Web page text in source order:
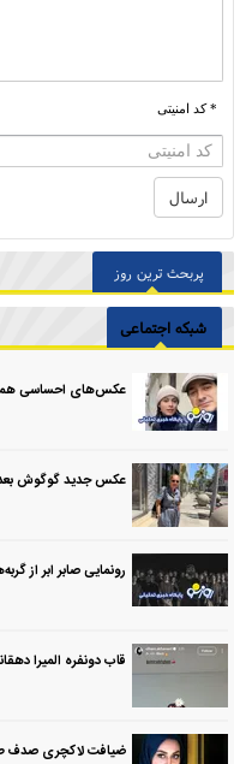
* کد امنیتی
پربحث ترین روز
شبکه اجتماعی
عکس‌های احساسی
عکس جدید گوگوش
رونمایی صابر ابر از
قاب دونفره المیرا
ضیافت لاکچری صدف